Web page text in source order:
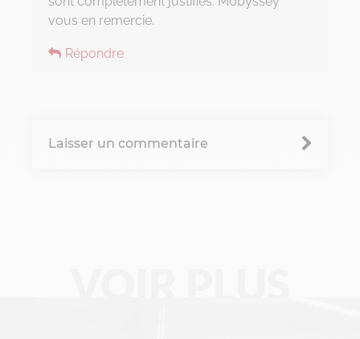
Marketplace
vous en remercie.
Répondre
Laisser un commentaire